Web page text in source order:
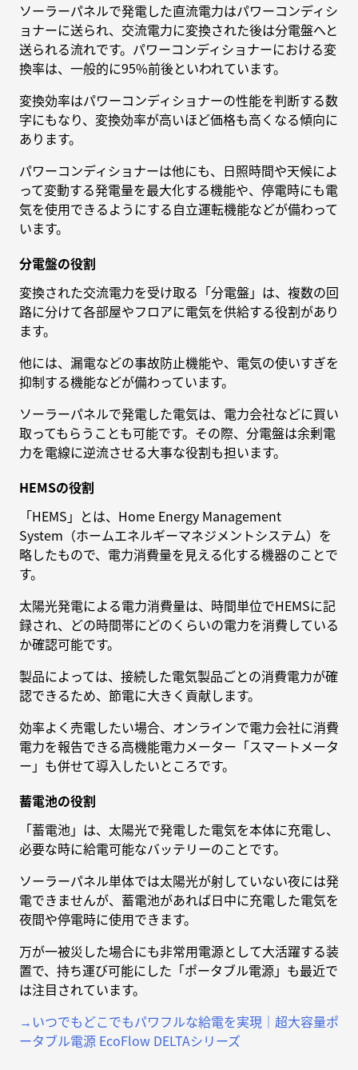
ソーラーパネルで発電した直流電力はパワーコンディシ
ョナーに送られ、交流電力に変換された後は分電盤へと
送られる流れです。パワーコンディショナーにおける変
換率は、一般的に95%前後といわれています。
変換効率はパワーコンディショナーの性能を判断する数
字にもなり、変換効率が高いほど価格も高くなる傾向に
あります。
パワーコンディショナーは他にも、日照時間や天候によ
って変動する発電量を最大化する機能や、停電時にも電
気を使用できるようにする自立運転機能などが備わって
います。
分電盤の役割
変換された交流電力を受け取る「分電盤」は、複数の回
路に分けて各部屋やフロアに電気を供給する役割があり
ます。
他には、漏電などの事故防止機能や、電気の使いすぎを
抑制する機能などが備わっています。
ソーラーパネルで発電した電気は、電力会社などに買い
取ってもらうことも可能です。その際、分電盤は余剰電
力を電線に逆流させる大事な役割も担います。
HEMSの役割
「HEMS」とは、Home Energy Management
System（ホームエネルギーマネジメントシステム）を
略したもので、電力消費量を見える化する機器のことで
す。
太陽光発電による電力消費量は、時間単位でHEMSに記
録され、どの時間帯にどのくらいの電力を消費している
か確認可能です。
製品によっては、接続した電気製品ごとの消費電力が確
認できるため、節電に大きく貢献します。
効率よく売電したい場合、オンラインで電力会社に消費
電力を報告できる高機能電力メーター「スマートメータ
ー」も併せて導入したいところです。
蓄電池の役割
「蓄電池」は、太陽光で発電した電気を本体に充電し、
必要な時に給電可能なバッテリーのことです。
ソーラーパネル単体では太陽光が射していない夜には発
電できませんが、蓄電池があれば日中に充電した電気を
夜間や停電時に使用できます。
万が一被災した場合にも非常用電源として大活躍する装
置で、持ち運び可能にした「ポータブル電源」も最近で
は注目されています。
→いつでもどこでもパワフルな給電を実現｜超大容量ポ
ータブル電源 EcoFlow DELTAシリーズ